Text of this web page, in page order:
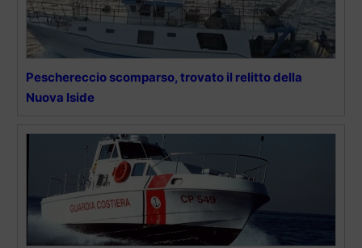
Peschereccio scomparso, trovato il relitto della
Nuova Iside